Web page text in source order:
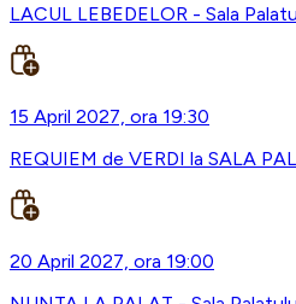
LACUL LEBEDELOR - Sala
15 April 2027, ora 19:30
REQUIEM de VERDI la SALA
20 April 2027, ora 19:00